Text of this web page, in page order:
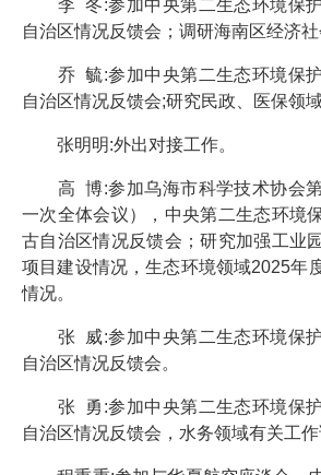
李 冬:参加中央第二生态环境保护
自治区情况反馈会；调研海南区经济社
乔 毓:参加中央第二生态环境保护
自治区情况反馈会;研究民政、医保领
张明明:外出对接工作。
高 博:参加乌海市科学技术协会第
一次全体会议），中央第二生态环境
古自治区情况反馈会；研究加强工业
项目建设情况，生态环境领域2025年
情况。
张 威:参加中央第二生态环境保护
自治区情况反馈会。
张 勇:参加中央第二生态环境保护
自治区情况反馈会，水务领域有关工作